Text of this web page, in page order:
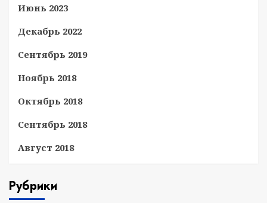
Июнь 2023
Декабрь 2022
Сентябрь 2019
Ноябрь 2018
Октябрь 2018
Сентябрь 2018
Август 2018
Рубрики